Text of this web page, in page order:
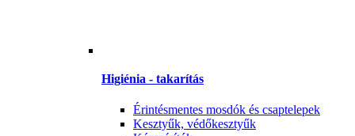
Higiénia - takarítás
Érintésmentes mosdók és csaptelepek
Kesztyűk, védőkesztyűk